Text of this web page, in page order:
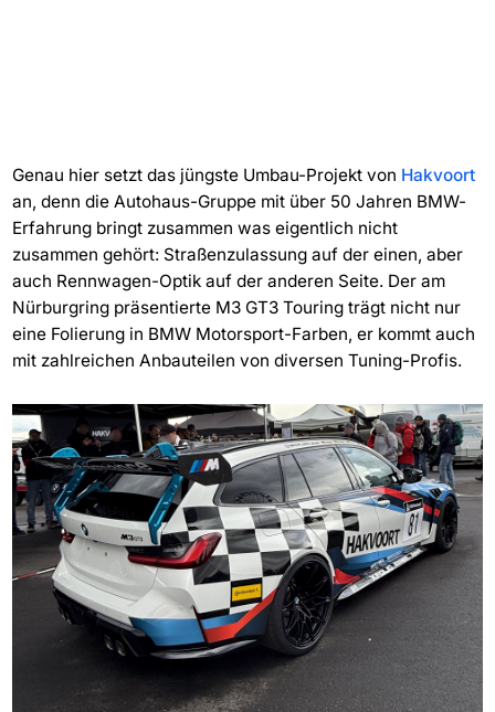
Genau hier setzt das jüngste Umbau-Projekt von Hakvoort
an, denn die Autohaus-Gruppe mit über 50 Jahren BMW-
Erfahrung bringt zusammen was eigentlich nicht
zusammen gehört: Straßenzulassung auf der einen, aber
auch Rennwagen-Optik auf der anderen Seite. Der am
Nürburgring präsentierte M3 GT3 Touring trägt nicht nur
eine Folierung in BMW Motorsport-Farben, er kommt auch
mit zahlreichen Anbauteilen von diversen Tuning-Profis.